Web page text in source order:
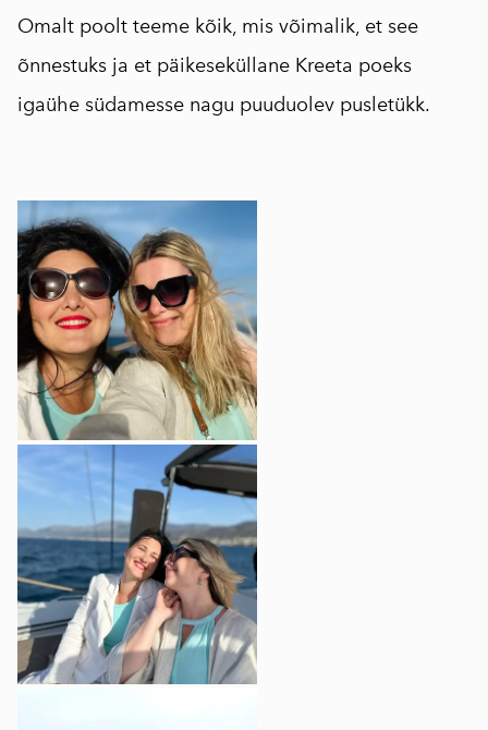
Omalt poolt teeme kõik, mis võimalik, et see
õnnestuks ja et päikeseküllane Kreeta poeks
igaühe südamesse nagu puuduolev pusletükk.